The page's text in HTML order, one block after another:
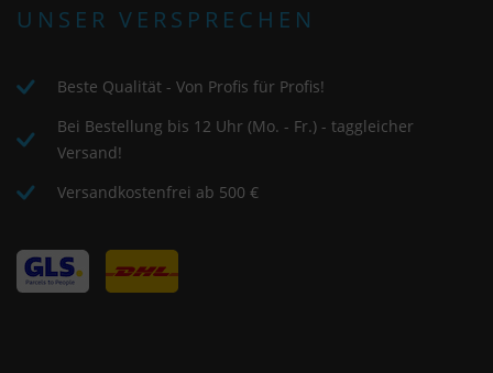
UNSER VERSPRECHEN
Beste Qualität - Von Profis für Profis!
Bei Bestellung bis 12 Uhr (Mo. - Fr.) - taggleicher
Versand!
Versandkostenfrei ab 500 €